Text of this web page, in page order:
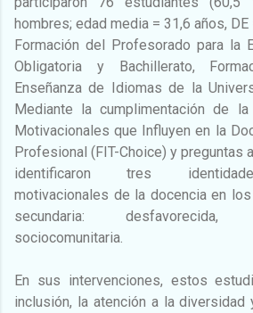
hombres; edad media = 31,6 años,
Formación del Profesorado para la
Obligatoria y Bachillerato,
Enseñanza de Idiomas de la
Mediante la cumplimentación de
Motivacionales que Influyen en la
Profesional (FIT-Choice) y preguntas
identificaron tres
motivacionales de la docencia en
secundaria:
sociocomunitaria.
En sus intervenciones, estos
inclusión, la atención a la diversidad